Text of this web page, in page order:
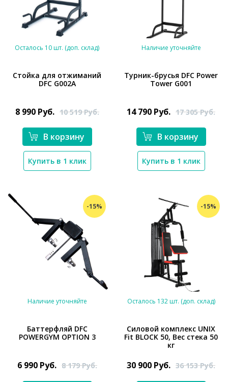
Осталось 10 шт. (доп. склад)
Стойка для отжиманий
DFC G002A
8 990 Руб. 10 519Руб.
В корзину
Купить в 1 клик
Наличие уточняйте
Турник-брусья DFC Power
Tower G001
14 790 Руб. 17 305Руб.
В корзину
Купить в 1 клик
-15%
Наличие уточняйте
Баттерфляй DFC
POWERGYM OPTION 3
6 990 Руб. 8 179Руб.
-15%
*}
Осталось 132 шт. (доп. склад)
Силовой комплекс UNIX
Fit BLOCK 50, Вес стека 50
кг
30 900 Руб. 36 153Руб.